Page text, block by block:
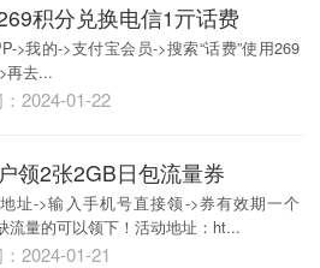
积分兑换电信1亓话费
>我的->支付宝会员->搜索“话费”使用269
再去...
2024-01-22
领2张2GB日包流量券
址->输入手机号直接领->券有效期一个
流量的可以领下！活动地址：ht...
2024-01-21